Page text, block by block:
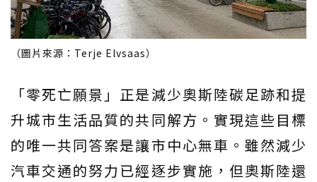
（圖片來源：Terje Elvsaas）
「零死亡願景」正是減少奧斯陸碳足跡和提
升城市生活品質的共同解方。實現這些目標
的唯一共同答案是讓市中心無車。雖然減少
汽車交通的努力已經逐步實施，但奧斯陸還